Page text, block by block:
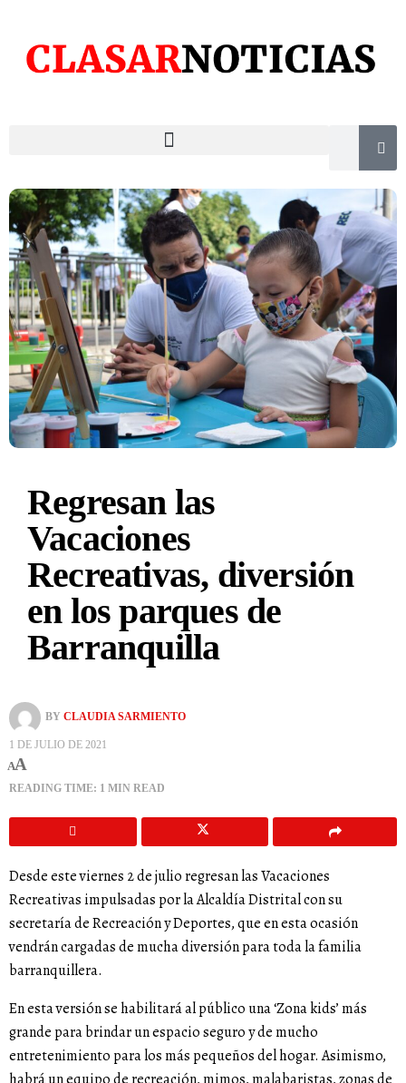
Regresan las
Vacaciones
Recreativas, diversión
en los parques de
Barranquilla
BY CLAUDIA SARMIENTO
1 DE JULIO DE 2021
AA
READING TIME: 1 MIN READ
Desde este viernes 2 de julio regresan las Vacaciones
Recreativas impulsadas por la Alcaldía Distrital con su
secretaría de Recreación y Deportes, que en esta ocasión
vendrán cargadas de mucha diversión para toda la familia
barranquillera.
En esta versión se habilitará al público una ‘Zona kids’ más
grande para brindar un espacio seguro y de mucho
entretenimiento para los más pequeños del hogar. Asimismo,